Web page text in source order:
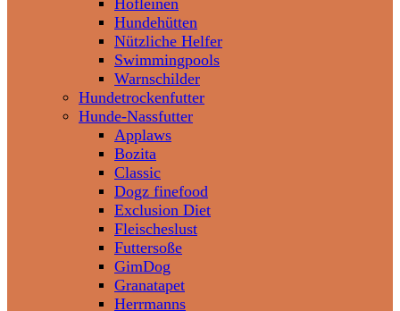
Hofleinen
Hundehütten
Nützliche Helfer
Swimmingpools
Warnschilder
Hundetrockenfutter
Hunde-Nassfutter
Applaws
Bozita
Classic
Dogz finefood
Exclusion Diet
Fleischeslust
Futtersoße
GimDog
Granatapet
Herrmanns